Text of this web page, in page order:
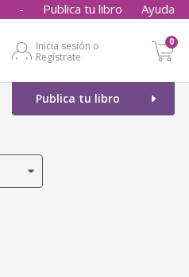
- Publica tu libro Ayuda
Inicia sesión o
Regístrate
0
Publica tu libro